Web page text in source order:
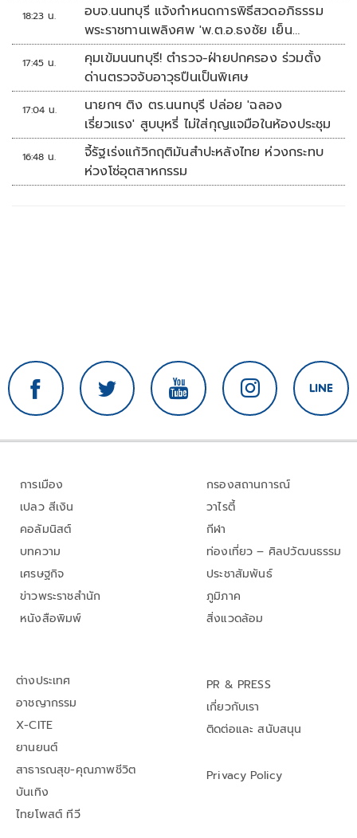
18:23 น.
อบจ.นนทบุรี แจ้งกำหนดการพิธีสวดอภิธรรม
พระราชทานเพลิงศพ 'พ.ต.อ.ธงชัย เย็น
ประเสริฐ'
17:45 น.
คุมเข้มนนทบุรี! ตำรวจ-ฝ่ายปกครอง ร่วมตั้ง
ด่านตรวจจับอาวุธปืนเป็นพิเศษ
17:04 น.
นายกฯ ติง ตร.นนทบุรี ปล่อย 'ฉลอง
เรี่ยวแรง' สูบบุหรี่ ไม่ใส่กุญแจมือในห้องประชุม
16:48 น.
จี้รัฐเร่งแก้วิกฤติมันสำปะหลังไทย ห่วงกระทบ
ห่วงโซ่อุตสาหกรรม
การเมือง
เปลว สีเงิน
คอลัมนิสต์
บทความ
เศรษฐกิจ
ข่าวพระราชสำนัก
หนังสือพิมพ์
กรองสถานการณ์
วาไรตี้
กีฬา
ท่องเที่ยว – ศิลปวัฒนธรรม
ประชาสัมพันธ์
ภูมิภาค
สิ่งแวดล้อม
ต่างประเทศ
อาชญากรรม
X-CITE
ยานยนต์
สาธารณสุข-คุณภาพชีวิต
บันเทิง
ไทยโพสต์ ทีวี
PR & PRESS
เกี่ยวกับเรา
ติดต่อและ สนับสนุน
Privacy Policy